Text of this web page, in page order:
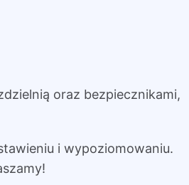
oraz bezpiecznikami,
i wypoziomowaniu.